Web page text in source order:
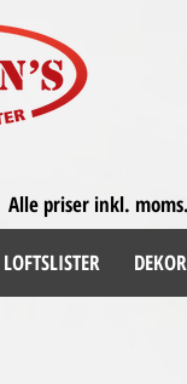
Alle priser inkl.
LOFTSLISTER